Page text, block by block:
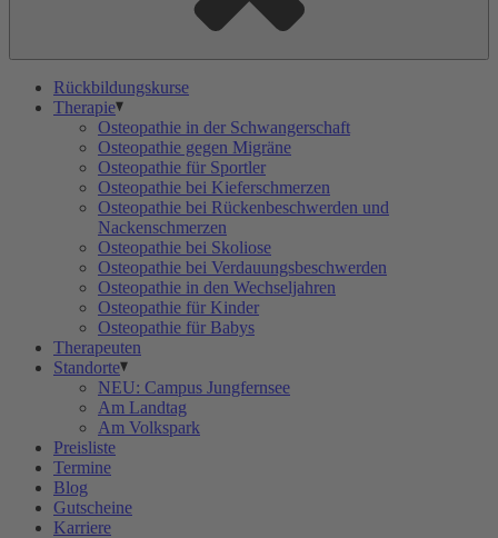
Rückbildungskurse
Therapie
Osteopathie in der Schwangerschaft
Osteopathie gegen Migräne
Osteopathie für Sportler
Osteopathie bei Kieferschmerzen
Osteopathie bei Rückenbeschwerden und
Nackenschmerzen
Osteopathie bei Skoliose
Osteopathie bei Verdauungsbeschwerden
Osteopathie in den Wechseljahren
Osteopathie für Kinder
Osteopathie für Babys
Therapeuten
Standorte
NEU: Campus Jungfernsee
Am Landtag
Am Volkspark
Preisliste
Termine
Blog
Gutscheine
Karriere